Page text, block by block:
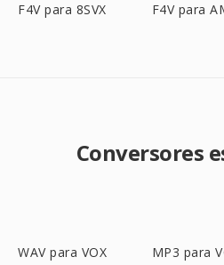
F4V para 8SVX F4V para
Conversores
WAV para VOX MP3 para